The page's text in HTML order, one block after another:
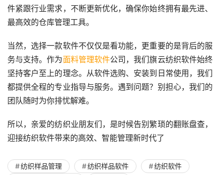
件紧跟行业需求，不断更新优化，确保你始终拥有最先进、
最高效的仓库管理工具。
当然，选择一款软件不仅仅是看功能，更重要的是背后的服
务与支持。作为面料管理软件公司，我们旗云纺织软件始终
坚持客户至上的理念。从软件选购、安装到日常使用，我们
都提供全程的专业指导与服务。遇到问题？别担心，我们的
团队随时为你排忧解难。
所以，亲爱的纺织业朋友们，是时候告别繁琐的翻账盘查，
迎接纺织软件带来的高效、智能管理新时代了
纺织样品管理 纺织样品软件
纺织软件